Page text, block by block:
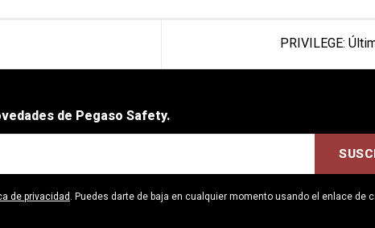
PRIVILEGE:
de Pegaso Safety.
de privacidad . Puedes darte de baja en cualquier momento usando el enlace de